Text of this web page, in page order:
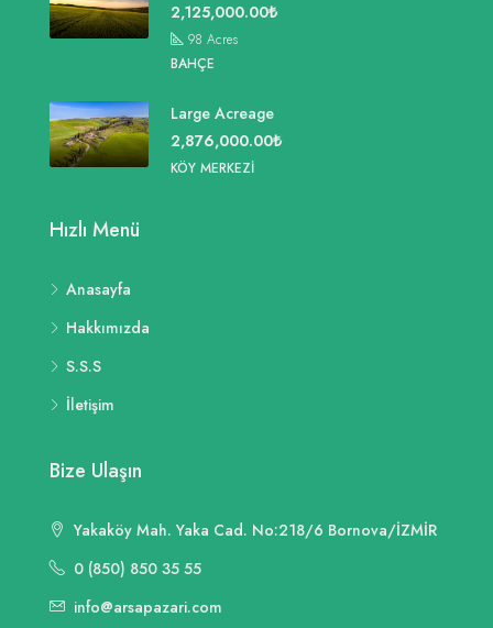
2,125,000.00₺
98 Acres
BAHÇE
Large Acreage
2,876,000.00₺
KÖY MERKEZI
Hızlı Menü
Anasayfa
Hakkımızda
S.S.S
İletişim
Bize Ulaşın
Yakaköy Mah. Yaka Cad. No:218/6 Bornova/İZMİR
0 (850) 850 35 55
info@arsapazari.com